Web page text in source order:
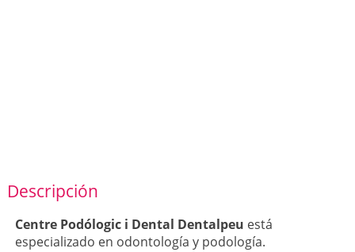
Descripción
Centre Podólogic i Dental Dentalpeu está
especializado en odontología y podología.